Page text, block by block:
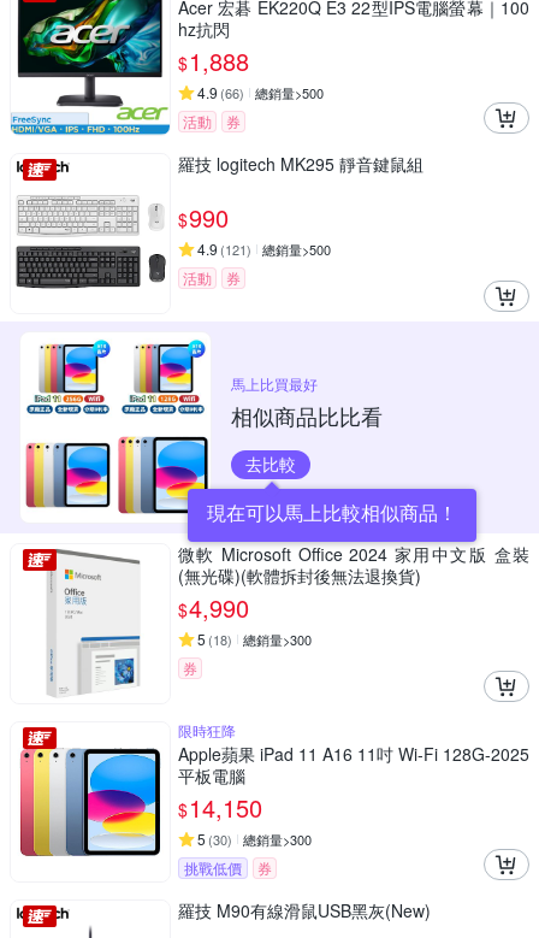
Acer 宏碁 EK220Q E3 22型IPS電腦螢幕｜100
hz抗閃
$1,888
4.9 (66) 總銷量>500
活動 券
羅技 logitech MK295 靜音鍵鼠組
$990
4.9 (121) 總銷量>500
活動 券
馬上比買最好
相似商品比比看
去比較
現在可以馬上比較相似商品！
微軟 Microsoft Office 2024 家用中文版 盒裝
(無光碟)(軟體拆封後無法退換貨)
$4,990
5 (18) 總銷量>300
券
限時狂降
Apple蘋果 iPad 11 A16 11吋 Wi-Fi 128G-2025
平板電腦
$14,150
5 (30) 總銷量>300
挑戰低價 券
羅技 M90有線滑鼠USB黑灰(New)